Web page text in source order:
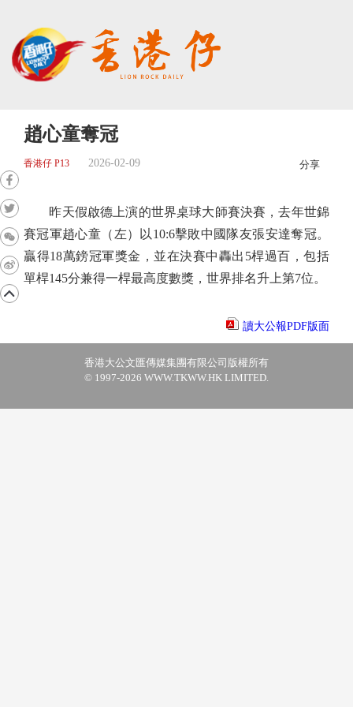
趙心童奪冠
香港仔 P13 2026-02-09 分享
昨天假啟德上演的世界桌球大師賽決賽，去年世錦
賽冠軍趙心童（左）以10:6擊敗中國隊友張安達奪冠。
贏得18萬鎊冠軍獎金，並在決賽中轟出5桿過百，包括
單桿145分兼得一桿最高度數獎，世界排名升上第7位。
讀大公報PDF版面
香港大公文匯傳媒集團有限公司版權所有
© 1997-2026 WWW.TKWW.HK LIMITED.